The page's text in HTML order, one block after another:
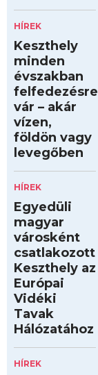
HÍREK
Keszthely
minden
évszakban
felfedezésre
vár – akár
vízen,
földön vagy
levegőben
HÍREK
Egyedüli
magyar
városként
csatlakozott
Keszthely az
Európai
Vidéki
Tavak
Hálózatához
HÍREK